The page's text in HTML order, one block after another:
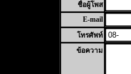
ชื่อผู้โพส
E-mail
โทรศัพท์
ข้อความ